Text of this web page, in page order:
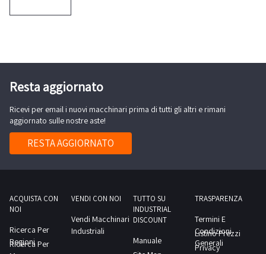
Cefla
Cesab
1
Resta aggiornato
Ricevi per email i nuovi macchinari prima di tutti gli altri e rimani
aggiornato sulle nostre aste!
RESTA AGGIORNATO
ACQUISTA CON
NOI
Ricerca Per
Regioni
Ricerca Per
VENDI CON NOI
Vendi Macchinari
Industriali
TUTTO SU
INDUSTRIAL
DISCOUNT
Manuale
TRASPARENZA
Termini E
Condizioni
Generali
Listino Prezzi
Privacy